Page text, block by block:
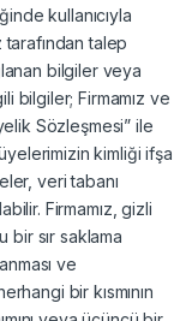
kullanıcıyla
tarafından talep
bilgiler veya
bilgiler; Firmamız ve
Sözleşmesi” ile
kimliği ifşa
veri tabanı
Firmamız, gizli
bir sır saklama
ve
bir kısmının